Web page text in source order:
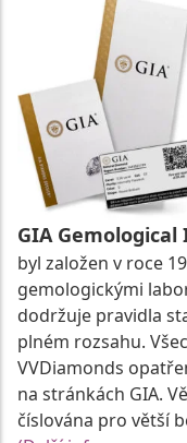
GIA
byl založen v roce
gemologickými
dodržuje pravidla
plném rozsahu.
VVDiamonds
na stránkách GIA.
číslována pro větší